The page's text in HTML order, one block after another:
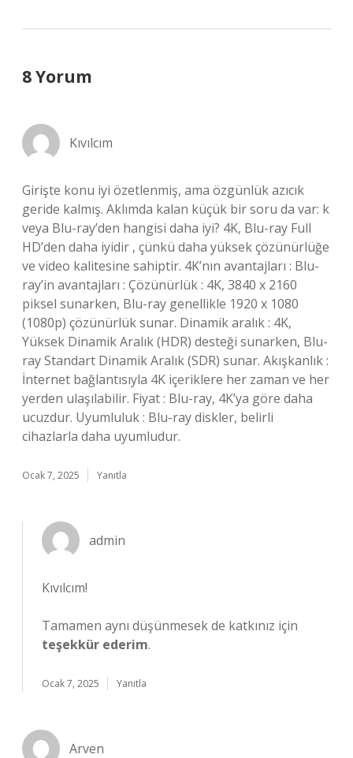
8 Yorum
Kıvılcım
Girişte konu iyi özetlenmiş, ama özgünlük azıcık
geride kalmış. Aklımda kalan küçük bir soru da var: k
veya Blu-ray’den hangisi daha iyi? 4K, Blu-ray Full
HD’den daha iyidir , çünkü daha yüksek çözünürlüğe
ve video kalitesine sahiptir. 4K’nın avantajları : Blu-
ray’in avantajları : Çözünürlük : 4K, 3840 x 2160
piksel sunarken, Blu-ray genellikle 1920 x 1080
(1080p) çözünürlük sunar. Dinamik aralık : 4K,
Yüksek Dinamik Aralık (HDR) desteği sunarken, Blu-
ray Standart Dinamik Aralık (SDR) sunar. Akışkanlık :
İnternet bağlantısıyla 4K içeriklere her zaman ve her
yerden ulaşılabilir. Fiyat : Blu-ray, 4K’ya göre daha
ucuzdur. Uyumluluk : Blu-ray diskler, belirli
cihazlarla daha uyumludur.
Ocak 7, 2025 Yanıtla
admin
Kıvılcım!
Tamamen aynı düşünmesek de katkınız için
teşekkür ederim.
Ocak 7, 2025 Yanıtla
Arven